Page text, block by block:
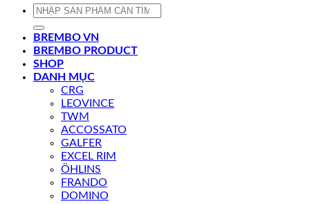
Tìm
BREMBO VN
BREMBO PRODUCT
SHOP
DANH MỤC
CRG
LEOVINCE
TWM
ACCOSSATO
GALFER
EXCEL RIM
ÖHLINS
FRANDO
DOMINO